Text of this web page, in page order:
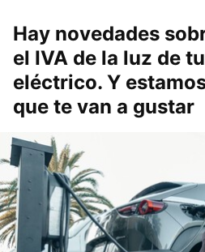
Hay novedades
el IVA de la luz de
eléctrico. Y
que te van a gustar